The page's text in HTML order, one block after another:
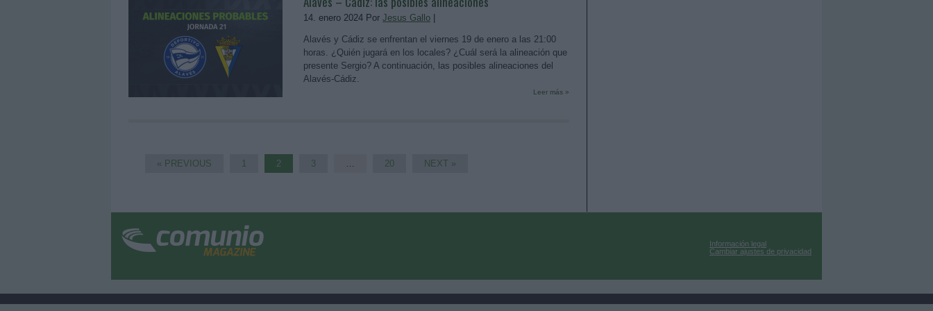
14. enero 2024 Por Jesus Gallo
Alavés y Cádiz se enfrentan el viernes 19 de enero a las 21:00
horas. ¿Quién jugará en los locales? ¿Cuál será la alineación que
presente Sergio? A continuación, las posibles alineaciones del
Alavés-Cádiz.
Leer más »
« PREVIOUS 1 2 3 … 20 NEXT »
Información legal
Cambiar ajustes de privacidad